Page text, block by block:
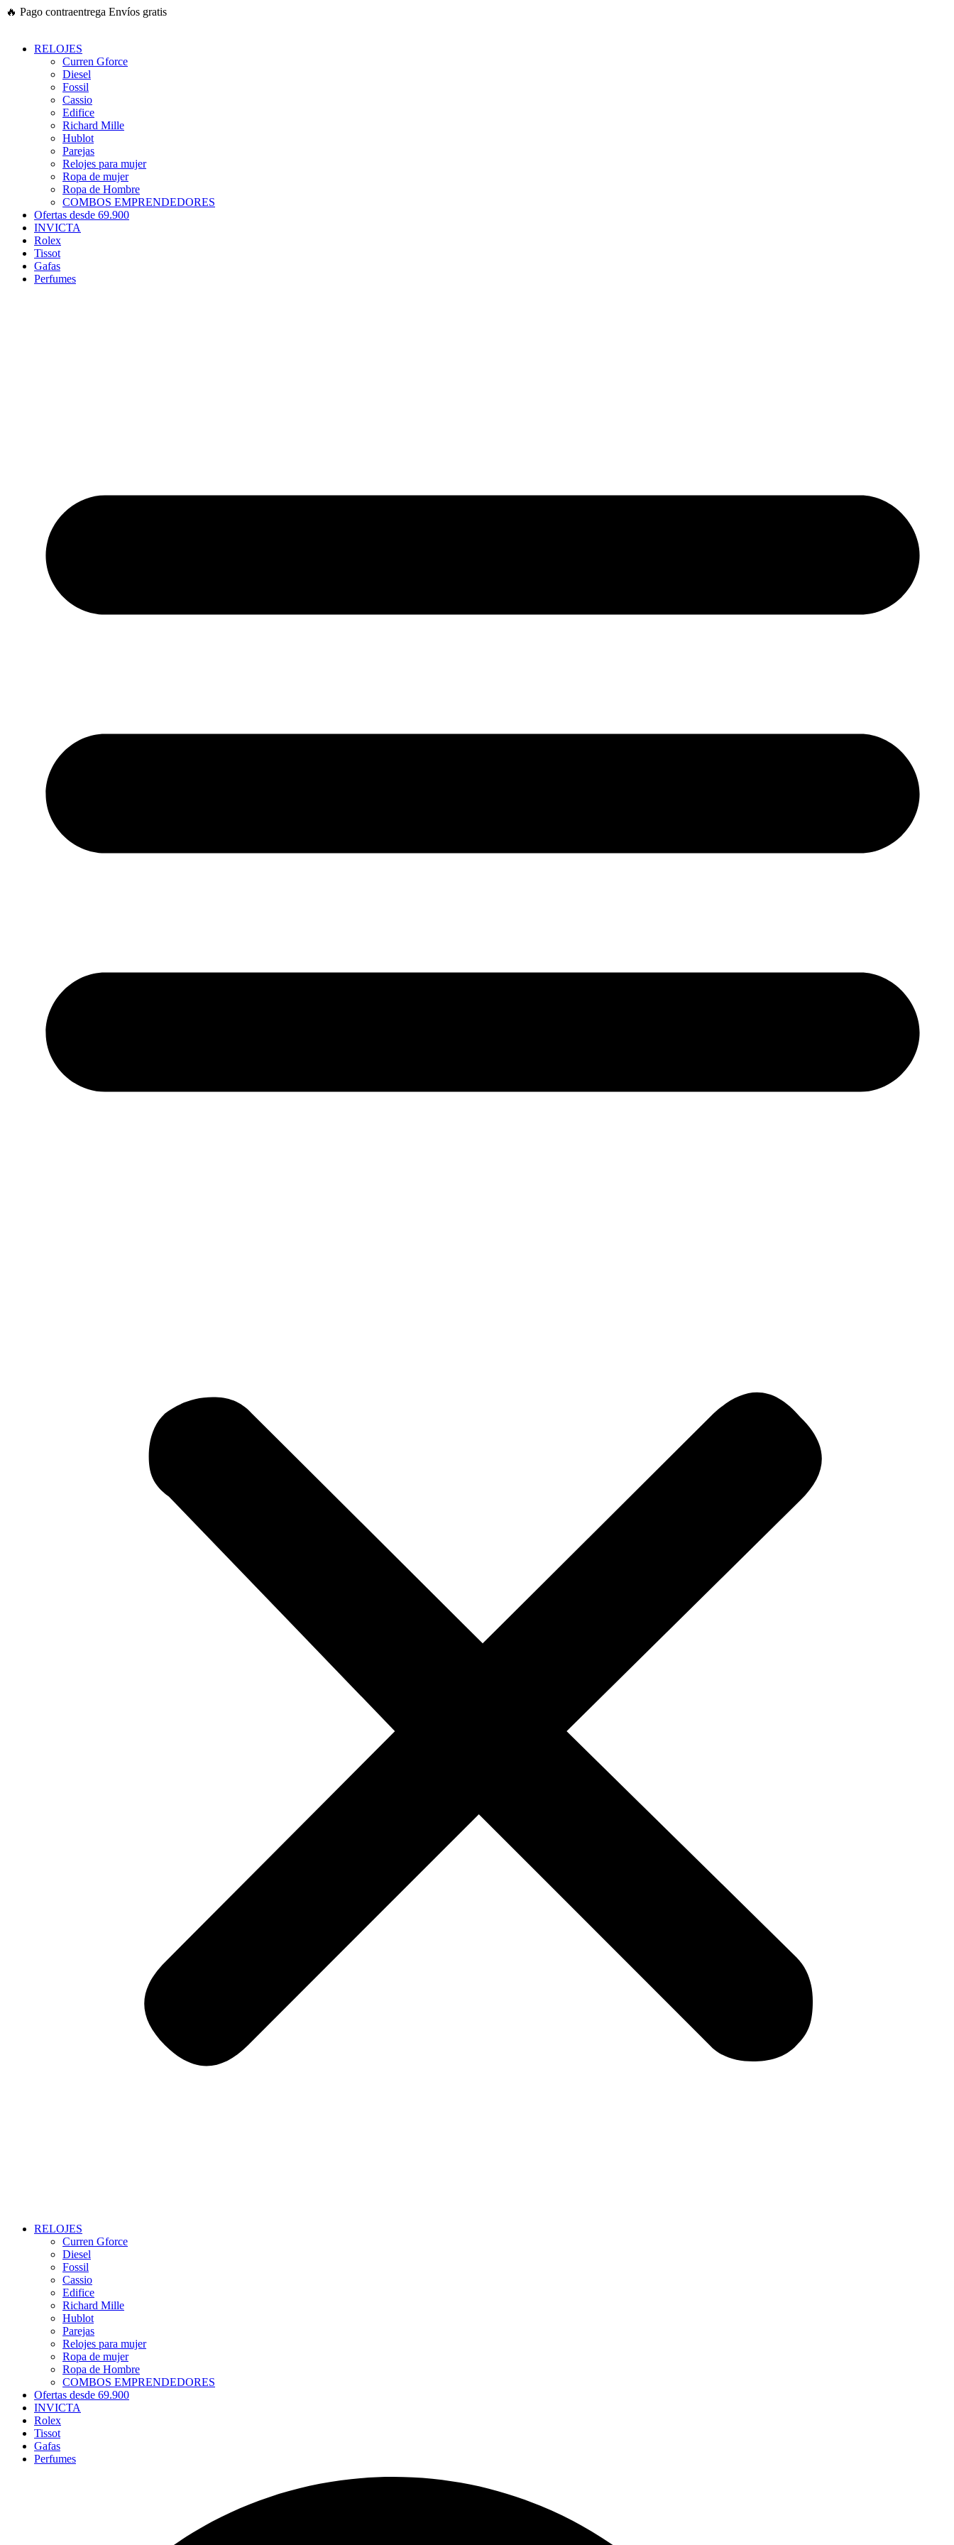
Ir
🔥 Pago contraentrega Envíos gratis
RELOJES
Curren Gforce
Diesel
Fossil
Cassio
Edifice
Richard Mille
Hublot
Parejas
Relojes para mujer
Ropa de mujer
Ropa de Hombre
COMBOS EMPRENDEDORES
Ofertas desde 69.900
INVICTA
Rolex
Tissot
Gafas
Perfumes
RELOJES
Curren Gforce
Diesel
Fossil
Cassio
Edifice
Richard Mille
Hublot
Parejas
Relojes para mujer
Ropa de mujer
Ropa de Hombre
COMBOS EMPRENDEDORES
Ofertas desde 69.900
INVICTA
Rolex
Tissot
Gafas
Perfumes